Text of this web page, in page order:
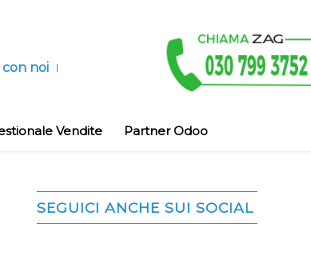
con noi
Vendite Partner Odoo
SEGUICI ANCHE SUI SOCIAL